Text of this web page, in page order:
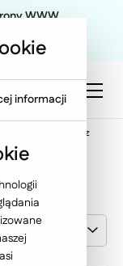
WWW
Wyposażenie wnętrz
informacji